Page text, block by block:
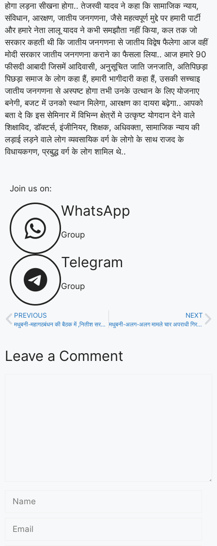
होगा लड़ना सीखना होगा.. तेजस्वी यादव ने कहा कि सामाजिक न्याय,
संविधान, आरक्षण, जातीय जनगणना, जैसे महत्वपूर्ण मुद्दे पर हमारी पार्टी
और हमारे नेता लालू यादव ने कभी समझौता नहीं किया, कल तक जो
सरकार कहती थी कि जातीय जनगणना से जातीय विद्वेष फैलेगा आज वहीं
मोदी सरकार जातीय जनगणना कराने का फैसला लिया.. आज हमारे 90
फीसदी आबादी जिसमें आदिवासी, अनुसूचित जाति जनजाति, अतिपिछड़ा
पिछड़ा समाज के लोग कहा हैं, हमारी भागीदारी कहा हैं, उसकी सच्चाइ
जातीय जनगणना से अस्पष्ट होगा तभी उनके उत्थान के लिए योजनाए
बनेगी, बजट में उनको स्थान मिलेगा, आरक्षण का दायरा बढ़ेगा.. आपको
बता दे कि इस सेमिनार में विभिन्न क्षेत्रों मे उत्कृष्ट योगदान देने वाले
शिक्षाविद, डॉक्टर्स, इंजीनियर, शिक्षक, अधिवक्ता, सामाजिक न्याय की
लड़ाई लड़ने वाले लोग व्यवसायिक वर्ग के लोगो के साथ राजद के
विधायकगण, प्रबुद्ध वर्ग के लोग शामिल थे..
Join us on:
WhatsApp
Group
Telegram
Group
PREVIOUS
मधुबनी-महागठबंधन की बैठक में ,नितीश सरकार को उखाड़ फेंकने का संकल्प!
NEXT
मधुबनी-अलग-अलग मामले चार अपराधी गिरफ्तार, भेजा गया न्यायिक हिरासत मे!
Leave a Comment